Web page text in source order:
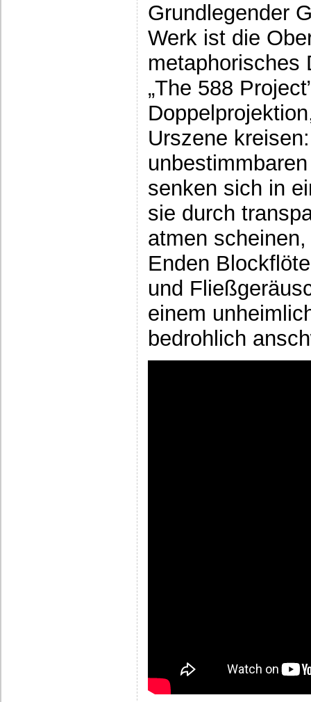
Grundlegender
Werk ist die
metaphorisches
„The 588
Urszene
senken sich in
sie durch
atmen
Enden
und
einem
bedrohlich